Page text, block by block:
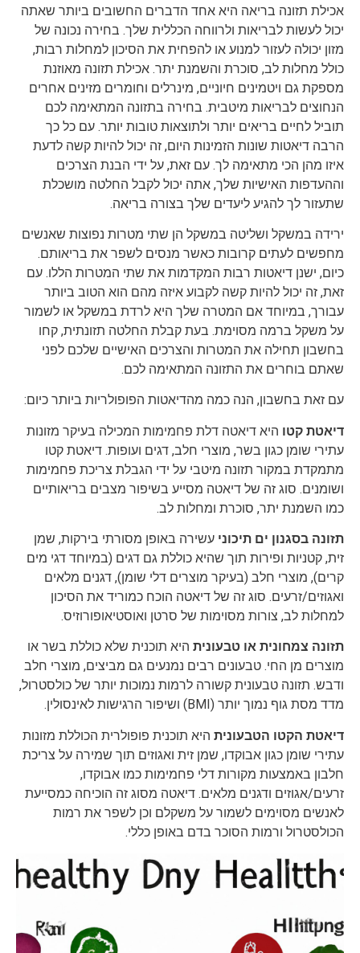
אכילת תזונה בריאה היא אחד הדברים החשובים ביותר שאתה
יכול לעשות לבריאות ולרווחה הכללית שלך. בחירה נכונה של
מזון יכולה לעזור למנוע או להפחית את הסיכון למחלות רבות,
כולל מחלות לב, סוכרת והשמנת יתר. אכילת תזונה מאוזנת
מספקת גם ויטמינים חיוניים, מינרלים וחומרים מזינים אחרים
הנחוצים לבריאות מיטבית. בחירה בתזונה המתאימה לכם
תוביל לחיים בריאים יותר ולתוצאות טובות יותר. עם כל כך
הרבה דיאטות שונות הזמינות היום, זה יכול להיות קשה לדעת
איזו מהן הכי מתאימה לך. עם זאת, על ידי הבנת הצרכים
וההעדפות האישיות שלך, אתה יכול לקבל החלטה מושכלת
שתעזור לך להגיע ליעדים שלך בצורה בריאה.
ירידה במשקל ושליטה במשקל הן שתי מטרות נפוצות שאנשים
מחפשים לעתים קרובות כאשר מנסים לשפר את בריאותם.
כיום, ישנן דיאטות רבות המקדמות את שתי המטרות הללו. עם
זאת, זה יכול להיות קשה לקבוע איזה מהם הוא הטוב ביותר
עבורך, במיוחד אם המטרה שלך היא לרדת במשקל או לשמור
על משקל ברמה מסוימת. בעת קבלת החלטה תזונתית, קחו
בחשבון תחילה את המטרות והצרכים האישיים שלכם לפני
שאתם בוחרים את התזונה המתאימה לכם.
עם זאת בחשבון, הנה כמה מהדיאטות הפופולריות ביותר כיום:
דיאטת קטו היא דיאטה דלת פחמימות המכילה בעיקר מזונות
עתירי שומן כגון בשר, מוצרי חלב, דגים ועופות. דיאטת קטו
מתמקדת במקור תזונה מיטבי על ידי הגבלת צריכת פחמימות
ושומנים. סוג זה של דיאטה מסייע בשיפור מצבים בריאותיים
כמו השמנת יתר, סוכרת ומחלות לב.
תזונה בסגנון ים תיכוני עשירה באופן מסורתי בירקות, שמן
זית, קטניות ופירות תוך שהיא כוללת גם דגים (במיוחד דגי מים
קרים), מוצרי חלב (בעיקר מוצרים דלי שומן), דגנים מלאים
ואגוזים/זרעים. סוג זה של דיאטה הוכח כמוריד את הסיכון
למחלות לב, צורות מסוימות של סרטן ואוסטיאופורוזיס.
תזונה צמחונית או טבעונית היא תוכנית שלא כוללת בשר או
מוצרים מן החי. טבעונים רבים נמנעים גם מביצים, מוצרי חלב
ודבש. תזונה טבעונית קשורה לרמות נמוכות יותר של כולסטרול,
מדד מסת גוף נמוך יותר (BMI) ושיפור הרגישות לאינסולין.
דיאטת הקטו הטבעונית היא תוכנית פופולרית הכוללת מזונות
עתירי שומן כגון אבוקדו, שמן זית ואגוזים תוך שמירה על צריכת
חלבון באמצעות מקורות דלי פחמימות כמו אבוקדו,
זרעים/אגוזים ודגנים מלאים. דיאטה מסוג זה הוכיחה כמסייעת
לאנשים מסוימים לשמור על משקלם וכן לשפר את רמות
הכולסטרול ורמות הסוכר בדם באופן כללי.